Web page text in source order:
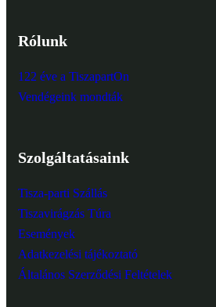
Rólunk
122 éve a TiszapartOn
Vendégeink mondták
Szolgáltatásaink
Tisza-parti Szállás
Tiszavirágzás Túra
Események
Adatkezelési tájékoztató
Általános Szerződési Feltételek